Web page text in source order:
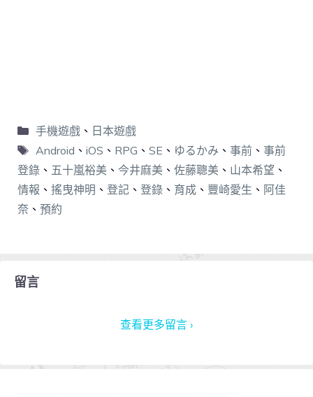
手機遊戲、 日本遊戲
Android 、 iOS 、 RPG 、 SE 、 ゆるかみ 、 事前、 事前
登錄 、 五十嵐裕美 、 今井麻美 、 佐藤聰美 、 山本希望 、
情報 、 搖曳神明 、 登記 、 登錄 、 育成 、 豐崎愛生 、 阿佳
奈 、 預約
留言
查看更多留言 ›